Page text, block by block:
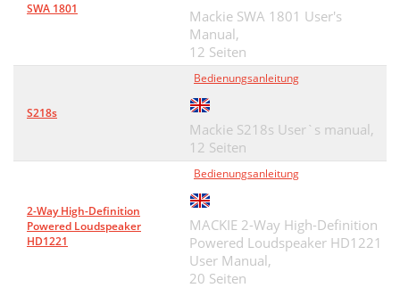
SWA 1801
Mackie SWA 1801 User's
Manual,
12 Seiten
S218s
Bedienungsanleitung
Mackie S218s User`s manual,
12 Seiten
2-Way High-Definition
Powered Loudspeaker
HD1221
Bedienungsanleitung
MACKIE 2-Way High-Definition
Powered Loudspeaker HD1221
User Manual,
20 Seiten